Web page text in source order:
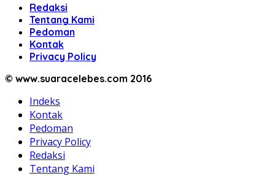
Redaksi
Tentang Kami
Pedoman
Kontak
Privacy Policy
© www.suaracelebes.com 2016
Indeks
Kontak
Pedoman
Privacy Policy
Redaksi
Tentang Kami